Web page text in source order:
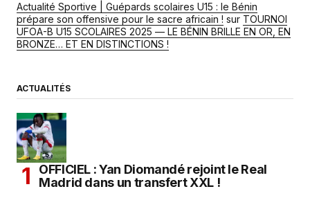
Actualité Sportive | Guépards scolaires U15 : le Bénin
prépare son offensive pour le sacre africain ! sur TOURNOI
UFOA-B U15 SCOLAIRES 2025 — LE BÉNIN BRILLE EN OR, EN
BRONZE… ET EN DISTINCTIONS !
ACTUALITÉS
OFFICIEL : Yan Diomandé rejoint le Real
Madrid dans un transfert XXL !